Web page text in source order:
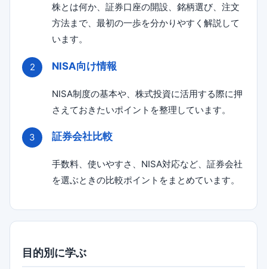
株とは何か、証券口座の開設、銘柄選び、注文
方法まで、最初の一歩を分かりやすく解説して
います。
NISA向け情報
NISA制度の基本や、株式投資に活用する際に押
さえておきたいポイントを整理しています。
証券会社比較
手数料、使いやすさ、NISA対応など、証券会社
を選ぶときの比較ポイントをまとめています。
目的別に学ぶ